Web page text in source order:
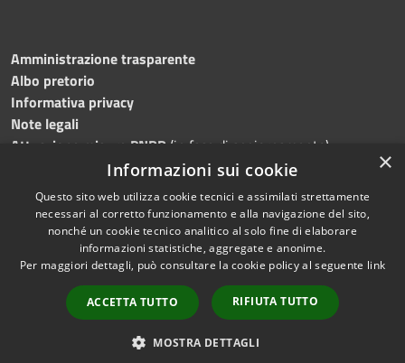
Amministrazione trasparente
Albo pretorio
Informativa privacy
Note legali
Attuazione misure PNRR (in fase di aggiornamento)
Dichiarazione di accessibilità
Accessibilità
Copyright © 2026 • Comune di
Ostra • Powered by
Municipium•
Accesso
redazione
×
Informazioni sui cookie
Questo sito web utilizza cookie tecnici e assimilati strettamente
necessari al corretto funzionamento e alla navigazione del sito,
nonché un cookie tecnico analitico al solo fine di elaborare
informazioni statistiche, aggregate e anonime.
Per maggiori dettagli, può consultare la cookie policy al seguente link
ACCETTA TUTTO RIFIUTA TUTTO
MOSTRA DETTAGLI